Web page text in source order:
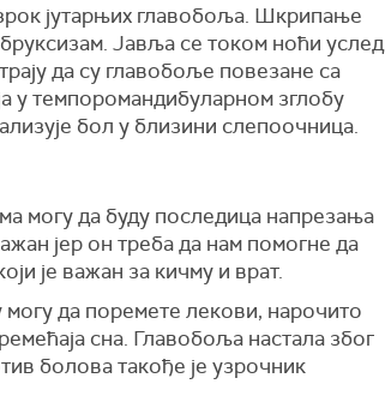
јутарњих главобоља. Шкрипање
Јавља се током ноћи услед
да су главобоље повезане са
у темпоромандибуларном зглобу
бол у близини слепоочница.
могу да буду последица напрезања
јер он треба да нам помогне да
је важан за кичму и врат.
да поремете лекови, нарочито
сна. Главобоља настала због
болова такође је узрочник